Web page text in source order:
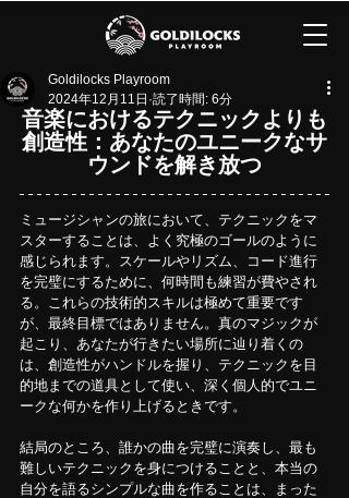
Goldilocks Playroom
2024年12月11日 読了時間: 6分
音楽におけるテクニックよりも
創造性：あなたのユニークなサ
ウンドを解き放つ
ミュージシャンの旅において、テクニックをマ
スターすることは、よく究極のゴールのように
感じられます。スケールやリズム、コード進行
を完璧にするために、何時間も練習が費やされ
る。これらの技術的スキルは極めて重要です
が、最終目標ではありません。真のマジックが
起こり、あなたが行きたい場所に辿り着くの
は、創造性がハンドルを握り、テクニックを目
的地までの道具として使い、深く個人的でユニ
ークな何かを作り上げるときです。
結局のところ、誰かの曲を完璧に演奏し、最も
難しいテクニックを身につけることと、本当の
自分を語るシンプルな曲を作ることは、まった